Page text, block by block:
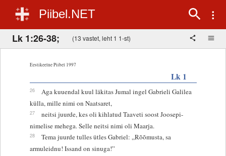
Piibel.NET
Lk 1:26-38; (13 vastet, leht 1 1-st)
Eestikeelne Piibel 1997
Lk 1
26
Aga kuuendal kuul läkitas Jumal ingel Gabrieli Galilea
külla, mille nimi on Naatsaret,
27
neitsi juurde, kes oli kihlatud Taaveti soost Joosepi-
nimelise mehega. Selle neitsi nimi oli Maarja.
28
Tema juurde tulles ütles Gabriel: „Rõõmusta, sa
armuleidnu! Issand on sinuga!”